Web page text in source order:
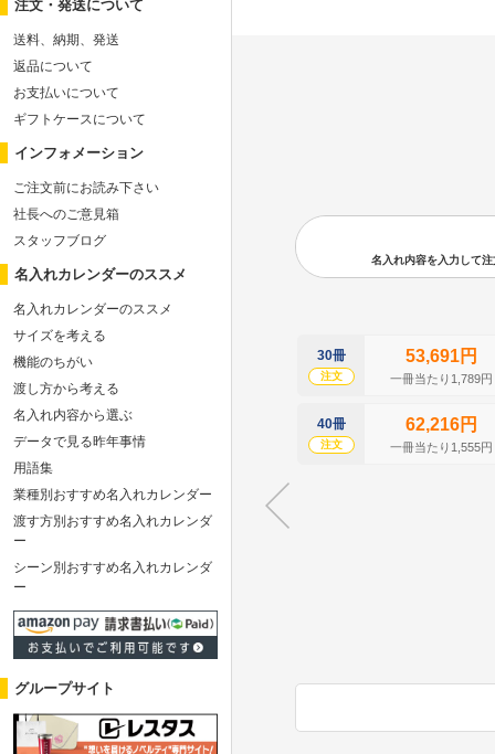
名入れ内容を入力して
30冊
注文
53,691円
一冊当たり1,789円
40冊
注文
62,216円
一冊当たり1,555円
注文・発送について
送料、納期、発送
返品について
お支払いについて
ギフトケースについて
インフォメーション
ご注文前にお読み下さい
社長へのご意見箱
スタッフブログ
名入れカレンダーのススメ
名入れカレンダーのススメ
サイズを考える
機能のちがい
渡し方から考える
名入れ内容から選ぶ
データで見る昨年事情
用語集
業種別おすすめ名入れカレンダー
渡す方別おすすめ名入れカレンダ
ー
シーン別おすすめ名入れカレンダ
ー
グループサイト